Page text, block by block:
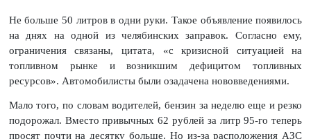
Не больше 50 литров в одни руки. Такое объявление появилось
на днях на одной из челябинских заправок. Согласно ему,
ограничения связаны, цитата, «с кризисной ситуацией на
топливном рынке и возникшим дефицитом топливных
ресурсов». Автомобилисты были озадачена нововведениями.
Мало того, по словам водителей, бензин за неделю еще и резко
подорожал. Вместо привычных 62 рублей за литр 95-го теперь
просят почти на десятку больше. Но из-за расположения АЗС